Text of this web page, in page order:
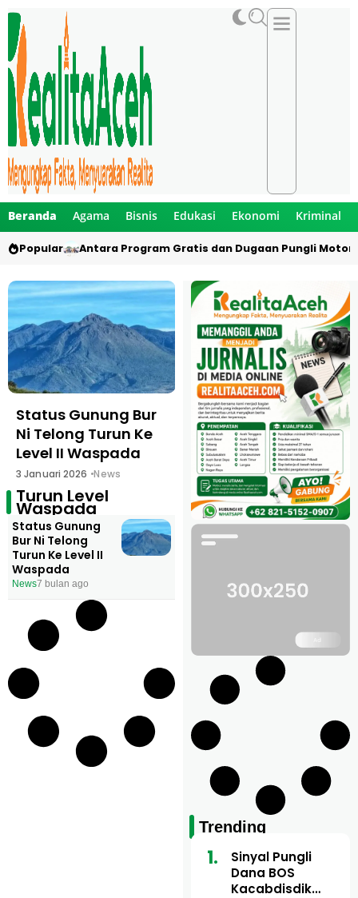
Beranda Agama Bisnis Edukasi Ekonomi Kriminal
Popular Antara Program Gratis dan Dugaan Pungli Motor
Status Gunung Bur
Ni Telong Turun Ke
Level II Waspada
3 Januari 2026 News
Turun Level
Waspada
Status Gunung
Bur Ni Telong
Turun Ke Level II
Waspada
News7 bulan ago
Trending
Sinyal Pungli
Dana BOS
Kacabdisdik